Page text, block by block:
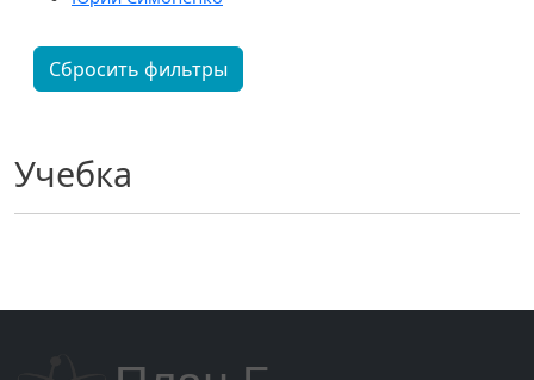
Учебка
Сбросить фильтры